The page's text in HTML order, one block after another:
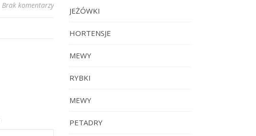
Brak komentarzy
JEŻÓWKI
HORTENSJE
MEWY
RYBKI
MEWY
PETADRY